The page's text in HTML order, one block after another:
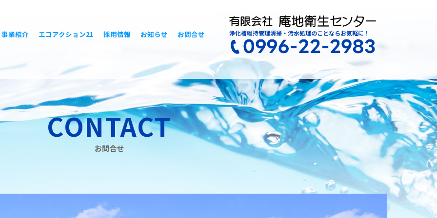
事業紹介 エコアクション21 採用情報 お知らせ お問合せ 浄化槽維持管理清掃・汚水処理のことならお気軽に！
CONTACT
お問合せ